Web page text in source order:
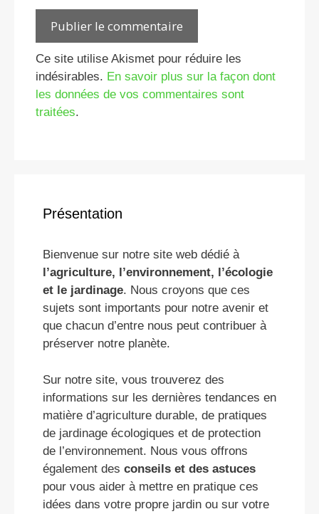
Ce site utilise Akismet pour réduire les
indésirables. En savoir plus sur la façon dont
les données de vos commentaires sont
traitées.
Présentation
Bienvenue sur notre site web dédié à
l’agriculture, l’environnement, l’écologie
et le jardinage. Nous croyons que ces
sujets sont importants pour notre avenir et
que chacun d’entre nous peut contribuer à
préserver notre planète.
Sur notre site, vous trouverez des
informations sur les dernières tendances en
matière d’agriculture durable, de pratiques
de jardinage écologiques et de protection
de l’environnement. Nous vous offrons
également des conseils et des astuces
pour vous aider à mettre en pratique ces
idées dans votre propre jardin ou sur votre